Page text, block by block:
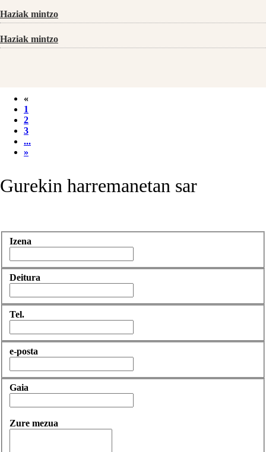
Haziak mintzo
Haziak mintzo
«
1
2
3
...
»
Gurekin harremanetan sar
Izena
Deitura
Tel.
e-posta
Gaia
Zure mezua